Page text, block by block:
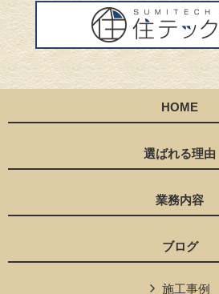
HOME
選ばれる理由
業務内容
ブログ
施工事例